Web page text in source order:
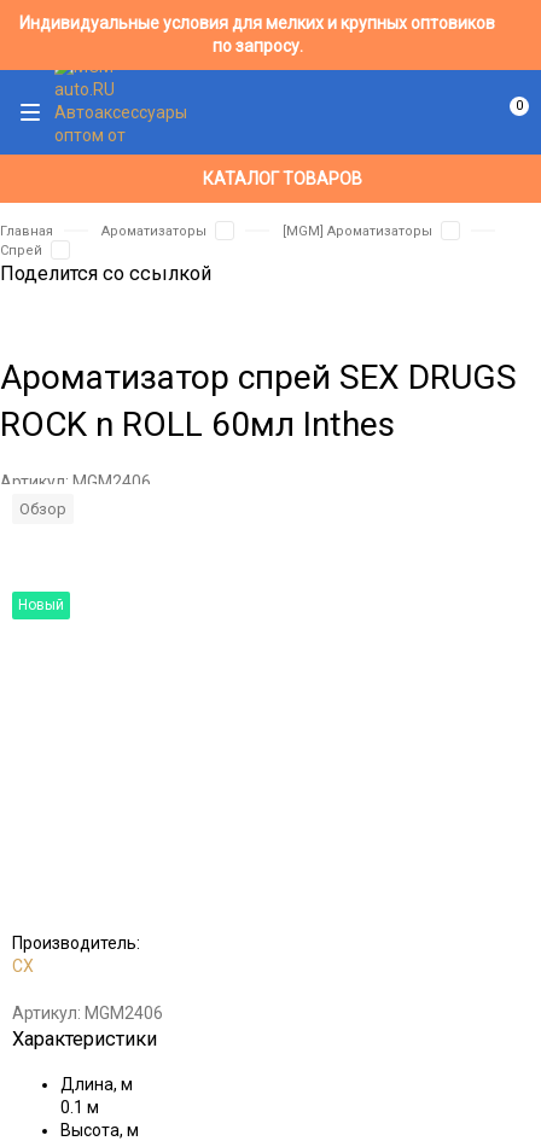
Индивидуальные условия для мелких и крупных оптовиков
по запросу.
КАТАЛОГ ТОВАРОВ
0
Главная Ароматизаторы
[MGM] Ароматизаторы
Спрей
Поделится со ссылкой
Ароматизатор спрей SEX DRUGS
ROCK n ROLL 60мл Inthes
Артикул: MGM2406
Обзор
Новый
Производитель:
CX
Артикул: MGM2406
Характеристики
Длина, м
0.1 м
Высота, м